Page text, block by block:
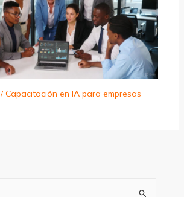
/Capacitación en IA para empresas